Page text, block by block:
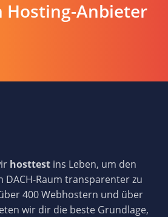
Hosting-Anbieter
hosttest ins Leben, um den
DACH-Raum transparenter zu
400 Webhostern und über
wir dir die beste Grundlage,